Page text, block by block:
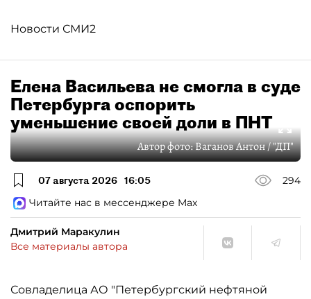
Новости СМИ2
Елена Васильева не смогла в суде
Петербурга оспорить
уменьшение своей доли в ПНТ
Автор фото:Ваганов Антон / "ДП"
07 августа 2026 16:05
294
Читайте нас в мессенджере Max
Дмитрий Маракулин
Все материалы автора
Совладелица АО "Петербургский нефтяной